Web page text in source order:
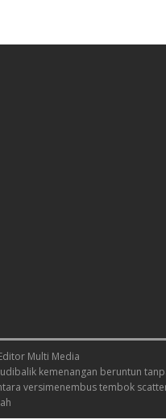
Multi Media
balik kemenangan beruntun
versimenembus tembok